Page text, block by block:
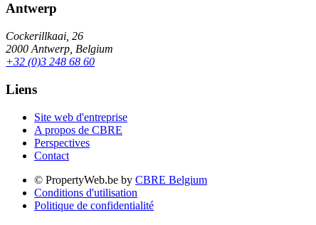
Antwerp
Cockerillkaai, 26
2000 Antwerp, Belgium
+32 (0)3 248 68 60
Liens
Site web d'entreprise
A propos de CBRE
Perspectives
Contact
© PropertyWeb.be by CBRE Belgium
Conditions d'utilisation
Politique de confidentialité